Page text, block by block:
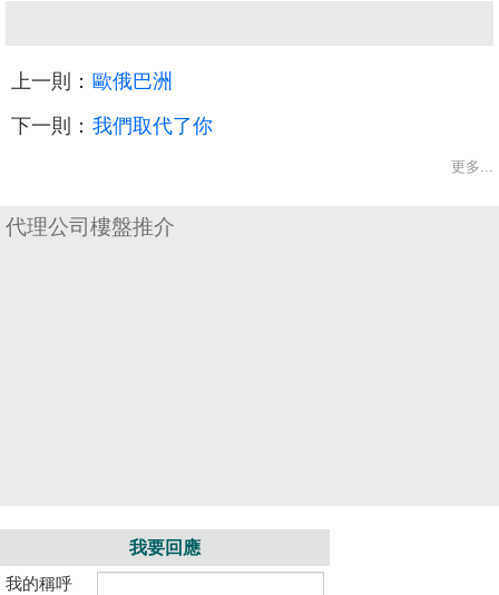
上一則： 歐俄巴洲
下一則： 我們取代了你
更多...
代理公司樓盤推介
我要回應
我的稱呼